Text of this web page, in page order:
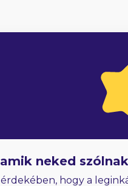
neked szólnak
érdekében, hogy a